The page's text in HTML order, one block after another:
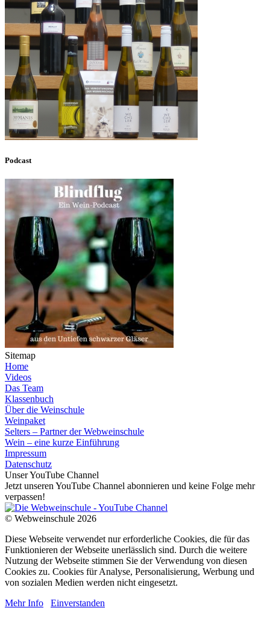
Podcast
Sitemap
Home
Videos
Das Team
Klassenbuch
Über die Weinschule
Weinpaket
Selters – Partner der Webweinschule
Wein – eine kurze Einführung
Impressum
Datenschutz
Unser YouTube Channel
Jetzt unseren YouTube Channel abonnieren und keine Folge mehr
verpassen!
© Webweinschule 2026
Diese Webseite verwendet nur erforderliche Cookies, die für das
Funktionieren der Webseite unerlässlich sind. Durch die weitere
Nutzung der Webseite stimmen Sie der Verwendung von diesen
Cookies zu. Cookies für Analyse, Personalisierung, Werbung und
von sozialen Medien werden nicht eingesetzt.
Mehr Info
Einverstanden